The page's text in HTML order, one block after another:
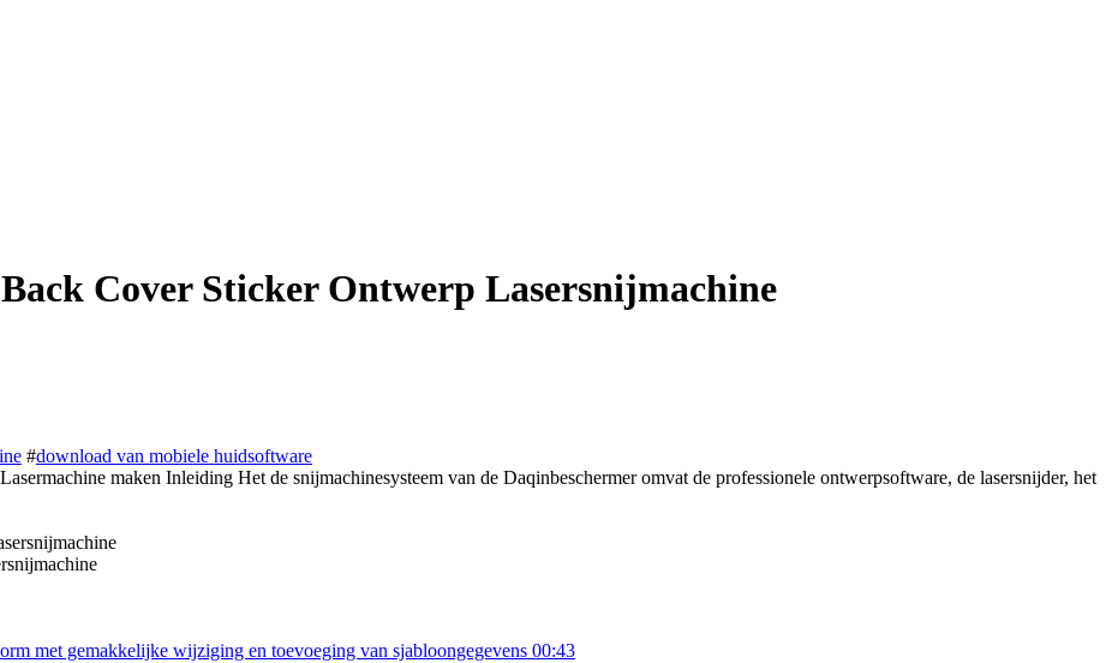
Cover Sticker Ontwerp Lasersnijmachine
#download van mobiele huidsoftware
maken Inleiding Het de snijmachinesysteem van de Daqinbeschermer omvat de professionele ontwerpsoftware, de lasersnijder, het
00:43